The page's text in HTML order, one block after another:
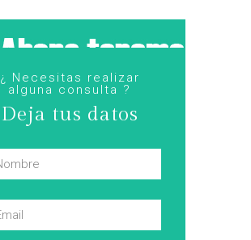
¿ Necesitas realizar
alguna consulta ?
Deja tus datos